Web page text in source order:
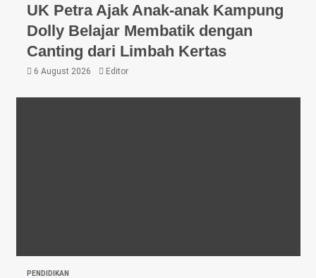
UK Petra Ajak Anak-anak Kampung
Dolly Belajar Membatik dengan
Canting dari Limbah Kertas
6 August 2026 Editor
PENDIDIKAN